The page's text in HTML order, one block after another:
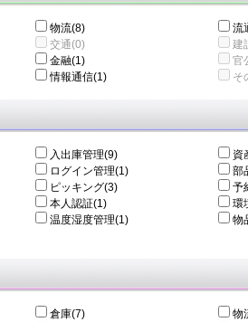
物流(8)
流
交通(0)
建
金融(1)
官
情報通信(1) そ
入出庫管理(9)
資
ログイン管理(1)
部
ピッキング(3)
予
本人認証(1)
環
温度湿度管理(1)
物
倉庫(7)
物